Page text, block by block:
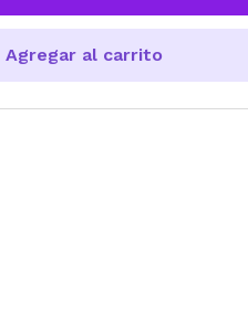
Agregar al carrito